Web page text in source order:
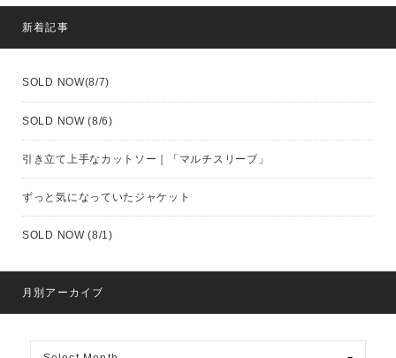
新着記事
SOLD NOW(8/7)
SOLD NOW (8/6)
引き立て上手なカットソー｜「マルチスリーブ」
ずっと気になっていたジャケット
SOLD NOW (8/1)
月別アーカイブ